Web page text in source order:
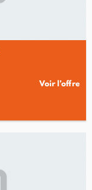
Voir l’offre